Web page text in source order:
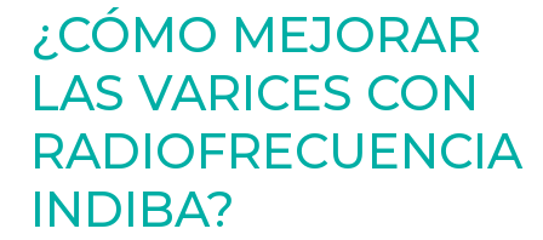
¿CÓMO MEJORAR
LAS VARICES CON
RADIOFRECUENCIA
INDIBA?